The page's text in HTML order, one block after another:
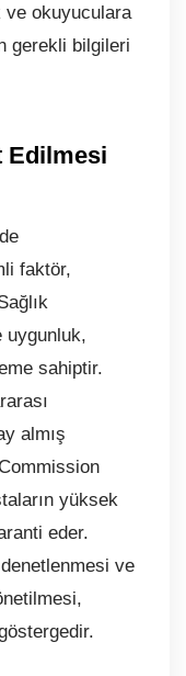
ve okuyuculara
gerekli bilgileri
Edilmesi
faktör,
uygunluk,
sahiptir.
almış
yüksek
eder.
ve